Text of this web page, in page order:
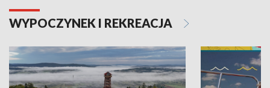
WYPOCZYNEK I REKREACJA